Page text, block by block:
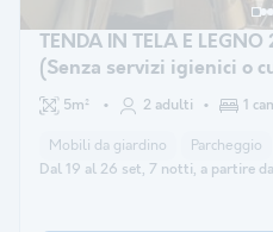
TENDA IN TELA E
(Senza servizi igienici o
ammessi
5m² 2 adulti 1
Mobili da giardino Parcheggio
Dal 19 al 26 set, 7 notti, a partire da